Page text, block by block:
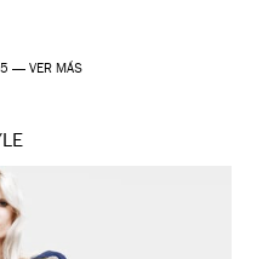
— VER MÁS